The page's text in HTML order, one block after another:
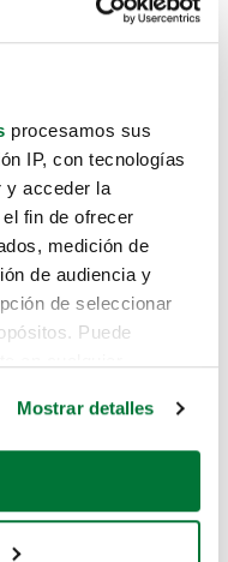
procesamos sus
IP, con tecnologías
y acceder la
fin de ofrecer
medición de
de audiencia y
de seleccionar
Puede
ubicación geográfica
Mostrar detalles